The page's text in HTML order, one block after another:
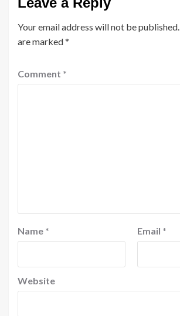
Your email address will not be published.
are marked*
Comment *
Name * Email *
Website